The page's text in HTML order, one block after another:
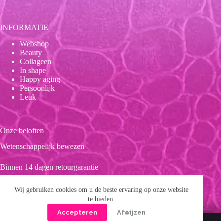
Wij gebruiken cookies om u de beste ervaring op onze website
te bieden.
Accepteren
Afwijzen
INFORMATIE
Webshop
Beauty
Collageen
In shape
Happy aging
Persoonlijk
Leuk
Onze beloften
Wetenschappelijk bewezen
Binnen 14 dagen retourgarantie
Duurzaam
Copyright © 2026 Forever 39 Privacybeleid